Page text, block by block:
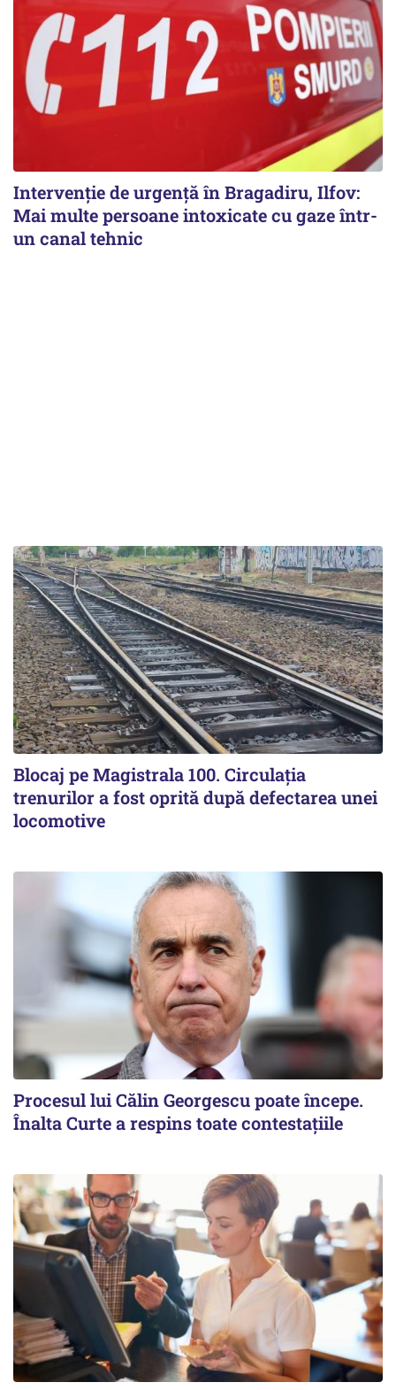
Intervenție de urgență în Bragadiru, Ilfov:
Mai multe persoane intoxicate cu gaze într-
un canal tehnic
Blocaj pe Magistrala 100. Circulația
trenurilor a fost oprită după defectarea unei
locomotive
Procesul lui Călin Georgescu poate începe.
Înalta Curte a respins toate contestațiile